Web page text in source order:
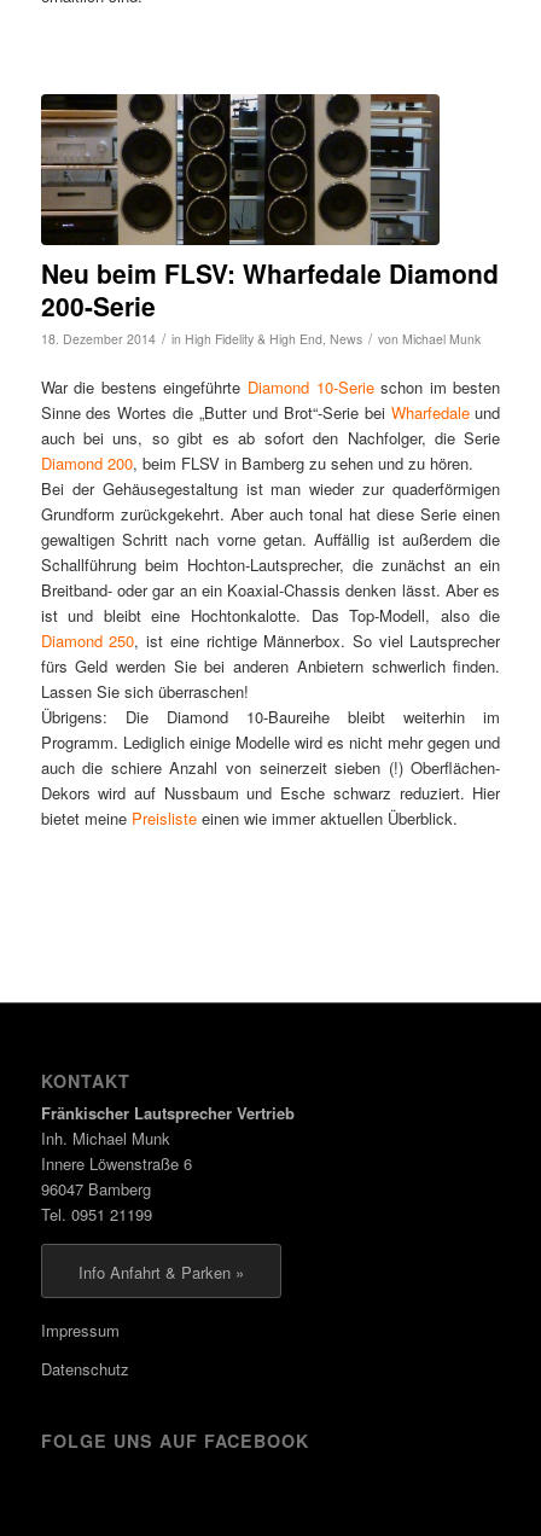
Neu beim FLSV: Wharfedale Diamond
200-Serie
18. Dezember 2014 / in High Fidelity & High End, News / von Michael Munk
War die bestens eingeführte Diamond 10-Serieschon im besten
Sinne des Wortes die „Butter und Brot“-Serie bei Wharfedaleund
auch bei uns, so gibt es ab sofort den Nachfolger, die Serie
Diamond 200, beim FLSV in Bamberg zu sehen und zu hören.
Bei der Gehäusegestaltung ist man wieder zur quaderförmigen
Grundform zurückgekehrt. Aber auch tonal hat diese Serie einen
gewaltigen Schritt nach vorne getan. Auffällig ist außerdem die
Schallführung beim Hochton-Lautsprecher, die zunächst an ein
Breitband- oder gar an ein Koaxial-Chassis denken lässt. Aber es
ist und bleibt eine Hochtonkalotte. Das Top-Modell, also die
Diamond 250, ist eine richtige Männerbox. So viel Lautsprecher
fürs Geld werden Sie bei anderen Anbietern schwerlich finden.
Lassen Sie sich überraschen!
Übrigens: Die Diamond 10-Baureihe bleibt weiterhin im
Programm. Lediglich einige Modelle wird es nicht mehr gegen und
auch die schiere Anzahl von seinerzeit sieben (!) Oberflächen-
Dekors wird auf Nussbaum und Esche schwarz reduziert. Hier
bietet meine Preislisteeinen wie immer aktuellen Überblick.
KONTAKT
Fränkischer Lautsprecher Vertrieb
Inh. Michael Munk
Innere Löwenstraße 6
96047 Bamberg
Tel. 0951 21199
Info Anfahrt & Parken »
Impressum
Datenschutz
FOLGE UNS AUF FACEBOOK